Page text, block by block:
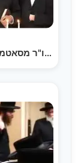
כ"ק אדמו"ר מסאטמאר שליט"א בציון אדמור"י סאטמאר זי"ע